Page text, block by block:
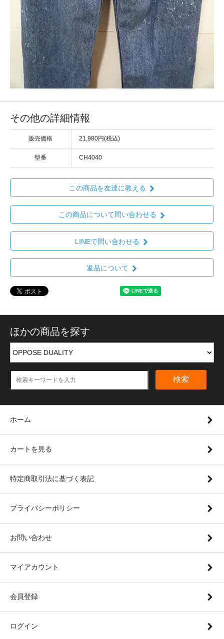
その他の詳細情報
販売価格 21,980円(税込)
型番 CH4040
この商品を友達に教える
この商品について問い合わせる
LINEで問い合わせる
返品について
ほかの商品を探す
検索
ホーム
カートを見る
特定商取引法に基づく表記
プライバシーポリシー
お問い合わせ
マイアカウント
会員登録
ログイン